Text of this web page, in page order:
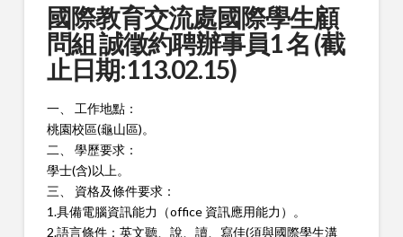
國際教育交流處國際學生顧
問組 誠徵約聘辦事員1 名 (截
止日期:113.02.15)
一、 工作地點：
桃園校區(龜山區)。
二、 學歷要求：
學士(含)以上。
三、 資格及條件要求：
1.具備電腦資訊能力（office 資訊應用能力）。
2.語言條件：英文聽、說、讀、寫佳(須與國際學生溝